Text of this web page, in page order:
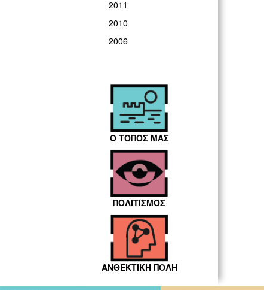
2011
2010
2006
Ο ΤΟΠΟΣ ΜΑΣ
ΠΟΛΙΤΙΣΜΟΣ
ΑΝΘΕΚΤΙΚΗ ΠΟΛΗ